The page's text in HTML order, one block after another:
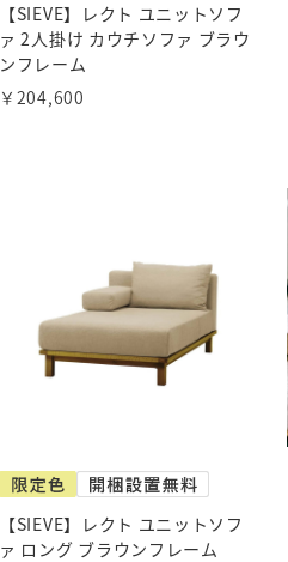
【SIEVE】レクト ユニットソフ
ァ 2人掛け カウチソファ ブラウ
ンフレーム
￥204,600
【SIEVE】レクト ユニットソフ
ァ ロング ブラウンフレーム